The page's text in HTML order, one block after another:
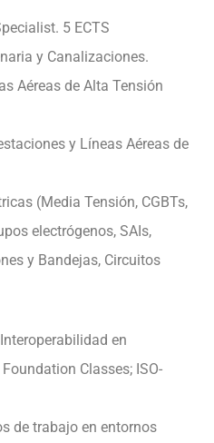
5 ECTS
y Canalizaciones.
Aéreas de Alta Tensión
y Líneas Aéreas de
(Media Tensión, CGBTs,
electrógenos, SAIs,
y Bandejas, Circuitos
en
Classes; ISO-
de trabajo en entornos